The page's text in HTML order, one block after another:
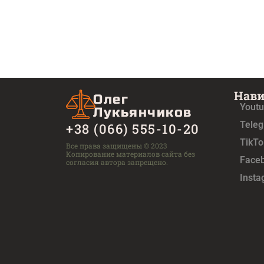
Олег
Лукьянчиков
+38 (066) 555-10-20
Все права защищены © 2023
Копирование материалов сайта без
согласия автора запрещено.